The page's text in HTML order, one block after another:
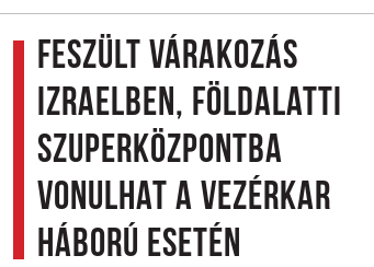
Feszült várakozás
Izraelben, földalatti
szuperközpontba
vonulhat a vezérkar
háború esetén